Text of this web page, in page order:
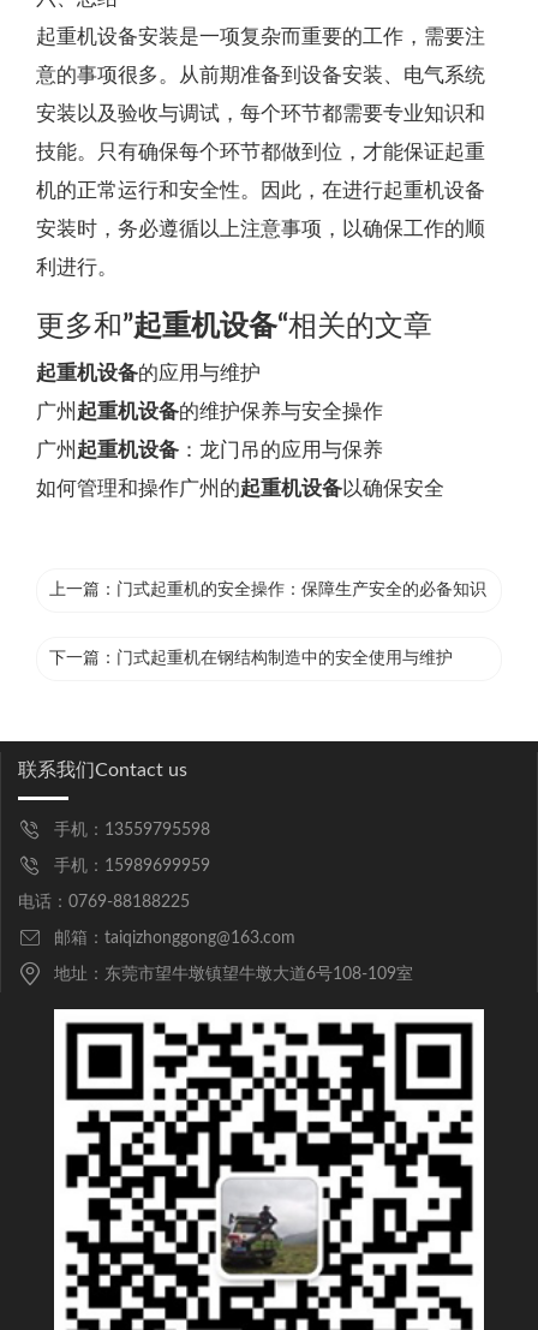
起重机设备安装是一项复杂而重要的工作，需要注
意的事项很多。从前期准备到设备安装、电气系统
安装以及验收与调试，每个环节都需要专业知识和
技能。只有确保每个环节都做到位，才能保证起重
机的正常运行和安全性。因此，在进行起重机设备
安装时，务必遵循以上注意事项，以确保工作的顺
利进行。
更多和 ”起重机设备“相关的文章
起重机设备的应用与维护
广州 起重机设备的维护保养与安全操作
广州 起重机设备 ：龙门吊的应用与保养
如何管理和操作广州的起重机设备以确保安全
上一篇： 门式起重机的安全操作：保障生产安全的必备知识
下一篇： 门式起重机在钢结构制造中的安全使用与维护
联系我们Contact us
手机：13559795598
手机：15989699959
电话：0769-88188225
邮箱：taiqizhonggong@163.com
地址：东莞市望牛墩镇望牛墩大道6号108-109室